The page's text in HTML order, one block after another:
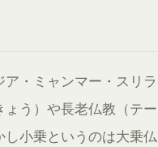
・ミャンマー・スリラ
う）や長老仏教（テー
し小乗というのは大乗仏